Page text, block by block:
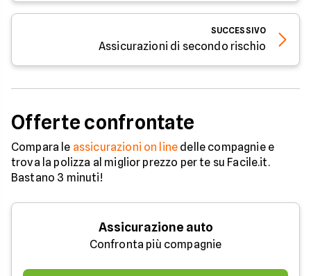
SUCCESSIVO
Assicurazioni di secondo rischio
Offerte confrontate
Compara le assicurazioni on line delle compagnie e
trova la polizza al miglior prezzo per te su Facile.it.
Bastano 3 minuti!
Assicurazione auto
Confronta più compagnie